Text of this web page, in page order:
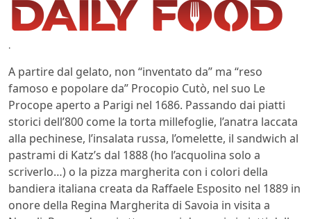
.
A partire dal gelato, non “inventato da” ma “reso
famoso e popolare da” Procopio Cutò, nel suo Le
Procope aperto a Parigi nel 1686. Passando dai piatti
storici dell’800 come la torta millefoglie, l’anatra laccata
alla pechinese, l’insalata russa, l’omelette, il sandwich al
pastrami di Katz’s dal 1888 (ho l’acquolina solo a
scriverlo…) o la pizza margherita con i colori della
bandiera italiana creata da Raffaele Esposito nel 1889 in
onore della Regina Margherita di Savoia in visita a